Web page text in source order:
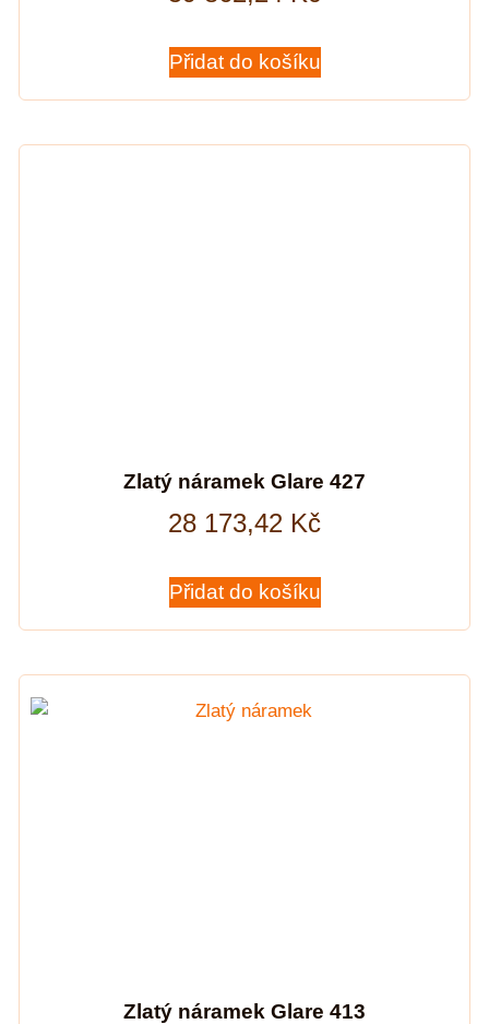
Přidat do košíku
Zlatý náramek Glare 427
28 173,42 Kč
Přidat do košíku
Zlatý náramek Glare 413